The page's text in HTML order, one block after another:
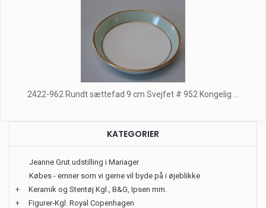
2422-962 Rundt sættefad 9 cm Svejfet # 952 Kongelig ...
KATEGORIER
Jeanne Grut udstilling i Mariager
Købes - emner som vi gerne vil byde på i øjeblikke
+
Keramik og Stentøj Kgl., B&G, Ipsen mm.
+
Figurer-Kgl. Royal Copenhagen